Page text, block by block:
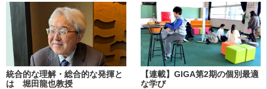
統合的な理解・総合的な発揮と
は 堀田龍也教授
【連載】GIGA第2期の個別最適
な学び